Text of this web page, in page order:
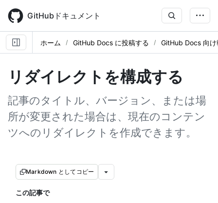
main
content
GitHubドキュメント
ホーム GitHub Docs に投稿する GitHub Docs 向け
リダイレクトを構成する
記事のタイトル、バージョン、または場
所が変更された場合は、現在のコンテン
ツへのリダイレクトを作成できます。
Markdown としてコピー
この記事で